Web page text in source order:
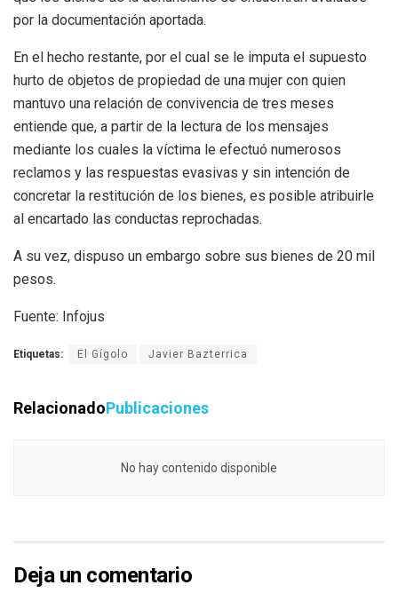
por la documentación aportada.
En el hecho restante, por el cual se le imputa el supuesto
hurto de objetos de propiedad de una mujer con quien
mantuvo una relación de convivencia de tres meses
entiende que, a partir de la lectura de los mensajes
mediante los cuales la víctima le efectuó numerosos
reclamos y las respuestas evasivas y sin intención de
concretar la restitución de los bienes, es posible atribuirle
al encartado las conductas reprochadas.
A su vez, dispuso un embargo sobre sus bienes de 20 mil
pesos.
Fuente: Infojus
Etiquetas: El Gígolo Javier Bazterrica
RelacionadoPublicaciones
No hay contenido disponible
Deja un comentario